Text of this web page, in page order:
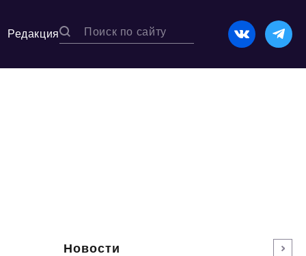
Редакция
Новости